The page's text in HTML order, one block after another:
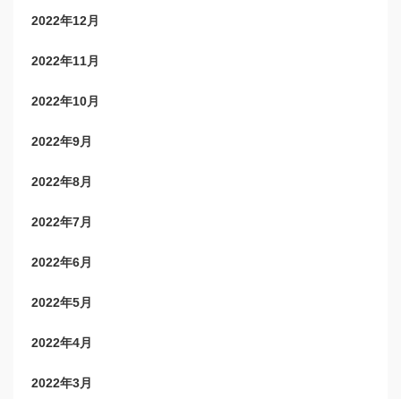
2022年12月
2022年11月
2022年10月
2022年9月
2022年8月
2022年7月
2022年6月
2022年5月
2022年4月
2022年3月